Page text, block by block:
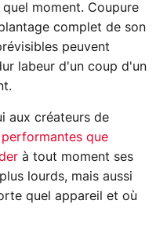
moment. Coupure
complet de son
peuvent
labeur d'un coup d'un
aux créateurs de
que
à tout moment ses
lourds, mais aussi
quel appareil et où